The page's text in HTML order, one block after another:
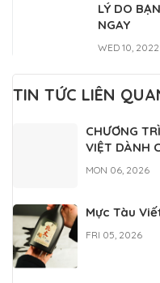
LÝ DO
NGAY
WED 10, 2022
MON 07, 2022
TIN TỨC LIÊN
CHƯƠNG
VIỆT DÀNH
MON 06, 2026
Mực Tàu
FRI 05, 2026